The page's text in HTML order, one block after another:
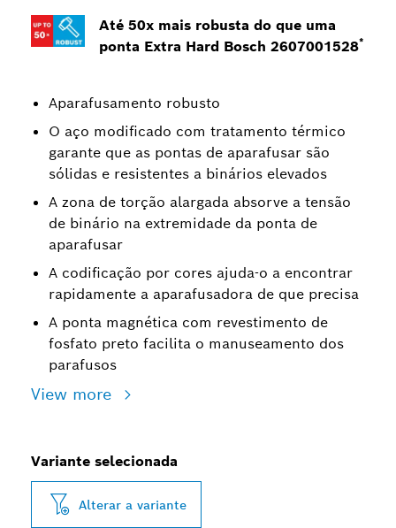
Até 50x mais robusta do que uma
ponta Extra Hard Bosch 2607001528*
Aparafusamento robusto
O aço modificado com tratamento térmico
garante que as pontas de aparafusar são
sólidas e resistentes a binários elevados
A zona de torção alargada absorve a tensão
de binário na extremidade da ponta de
aparafusar
A codificação por cores ajuda-o a encontrar
rapidamente a aparafusadora de que precisa
A ponta magnética com revestimento de
fosfato preto facilita o manuseamento dos
parafusos
View more
Variante selecionada
Alterar a variante